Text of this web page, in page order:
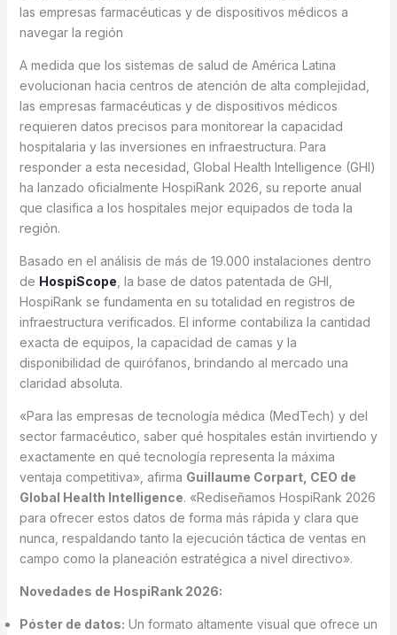
las empresas farmacéuticas y de dispositivos médicos a
navegar la región
A medida que los sistemas de salud de América Latina
evolucionan hacia centros de atención de alta complejidad,
las empresas farmacéuticas y de dispositivos médicos
requieren datos precisos para monitorear la capacidad
hospitalaria y las inversiones en infraestructura. Para
responder a esta necesidad, Global Health Intelligence (GHI)
ha lanzado oficialmente HospiRank 2026, su reporte anual
que clasifica a los hospitales mejor equipados de toda la
región.
Basado en el análisis de más de 19.000 instalaciones dentro
de HospiScope , la base de datos patentada de GHI,
HospiRank se fundamenta en su totalidad en registros de
infraestructura verificados. El informe contabiliza la cantidad
exacta de equipos, la capacidad de camas y la
disponibilidad de quirófanos, brindando al mercado una
claridad absoluta.
«Para las empresas de tecnología médica (MedTech) y del
sector farmacéutico, saber qué hospitales están invirtiendo y
exactamente en qué tecnología representa la máxima
ventaja competitiva», afirma Guillaume Corpart, CEO de
Global Health Intelligence. «Rediseñamos HospiRank 2026
para ofrecer estos datos de forma más rápida y clara que
nunca, respaldando tanto la ejecución táctica de ventas en
campo como la planeación estratégica a nivel directivo».
Novedades de HospiRank 2026:
Póster de datos: Un formato altamente visual que ofrece un